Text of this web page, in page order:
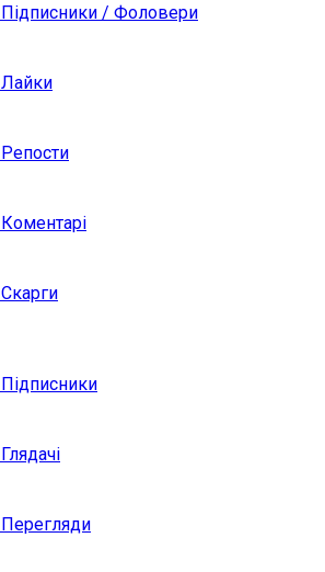
Підписники / Фоловери
Лайки
Репости
Коментарі
Скарги
Підписники
Глядачі
Перегляди